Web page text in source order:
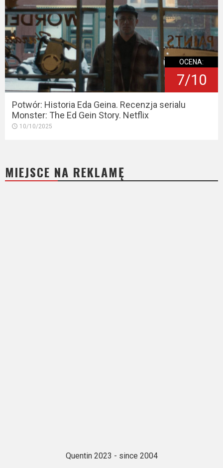
OCENA:
7/10
Potwór: Historia Eda Geina. Recenzja serialu
Monster: The Ed Gein Story. Netflix
10/10/2025
MIEJSCE NA REKLAMĘ
Quentin 2023 - since 2004